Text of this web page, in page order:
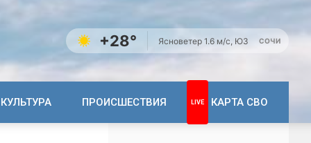
+28° Ясноветер 1.6 м/с, ЮЗ СОЧИ
КУЛЬТУРА ПРОИСШЕСТВИЯ КАРТА СВО